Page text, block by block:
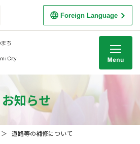
Foreign Language
お知らせ
＞ 道路等の補修について